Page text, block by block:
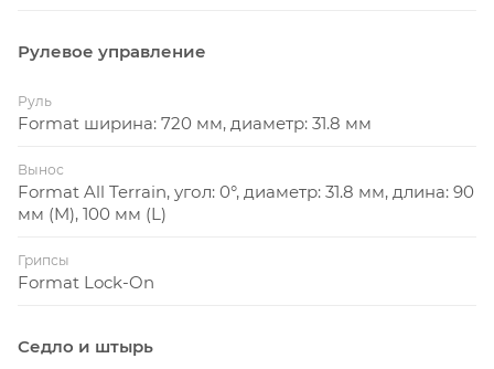
Рулевое управление
Руль
Format ширина: 720 мм, диаметр: 31.8 мм
Вынос
Format All Terrain, угол: 0°, диаметр: 31.8 мм, длина: 90
мм (M), 100 мм (L)
Грипсы
Format Lock-On
Седло и штырь